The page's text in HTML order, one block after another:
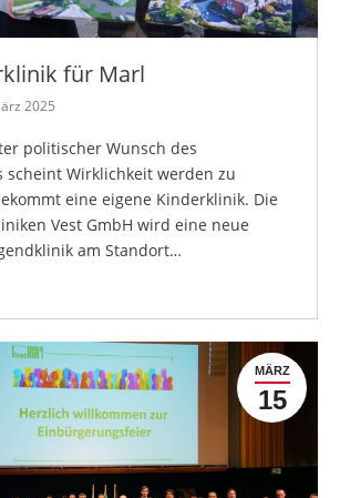
für Marl
2025
politischer Wunsch des
scheint Wirklichkeit werden zu
eine eigene Kinderklinik. Die
Vest GmbH wird eine neue
am Standort…
MÄRZ
15